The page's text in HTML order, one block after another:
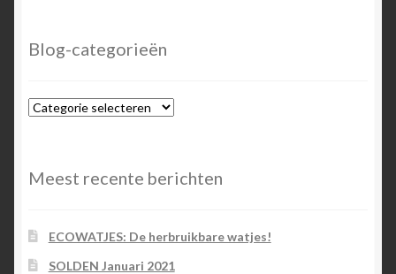
Blog-categorieën
Blog-
Meest recente berichten
ECOWATJES: De herbruikbare watjes!
SOLDEN Januari 2021